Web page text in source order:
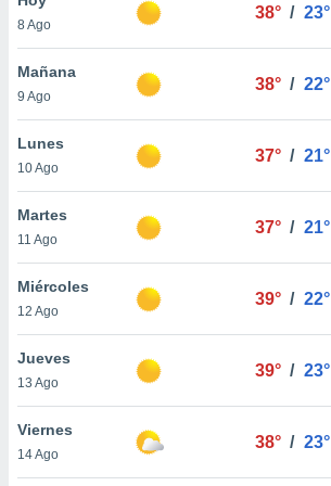
y
en
más
de
8 Ago
38° / 23°
Mañana
9 Ago
38° / 22°
Lunes
10 Ago
37° / 21°
Martes
11 Ago
37° / 21°
Miércoles
12 Ago
39° / 22°
Jueves
13 Ago
39° / 23°
Viernes
14 Ago
38° / 23°